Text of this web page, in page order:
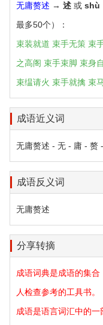
无庸赘述 → 述 或 shù
最多50个）：
束装就道 束手无策 束
之高阁 束手束脚 束身
束缊请火 束手就擒 束
成语近义词
无庸赘述 - 无 - 庸 - 赘
成语反义词
无庸赘述
分享转摘
成语词典是成语的集
人检查参考的工具书。
成语是语言词汇中的一